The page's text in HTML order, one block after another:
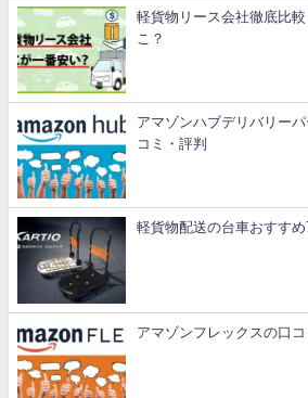
軽貨物リース会社徹底比
こ？
アマゾンハブデリバリー
コミ・評判
軽貨物配送の台車おすすめ
アマゾンフレックスの口コ